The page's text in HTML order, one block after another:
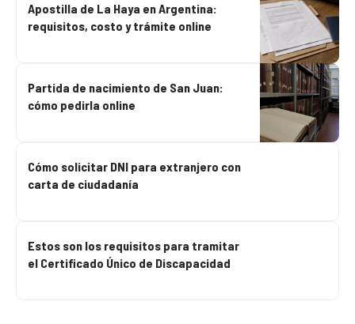
Apostilla de La Haya en Argentina:
requisitos, costo y trámite online
Partida de nacimiento de San Juan:
cómo pedirla online
Cómo solicitar DNI para extranjero con
carta de ciudadanía
Estos son los requisitos para tramitar
el Certificado Único de Discapacidad